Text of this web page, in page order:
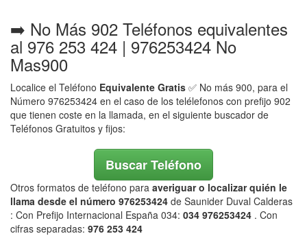
➡️ No Más 902 Teléfonos equivalentes
al 976 253 424 | 976253424 No
Mas900
Localice el Teléfono Equivalente Gratis ✅ No más 900, para el
Número 976253424 en el caso de los telélefonos con prefijo 902
que tienen coste en la llamada, en el siguiente buscador de
Teléfonos Gratuitos y fijos:
Buscar Teléfono
Otros formatos de teléfono para averiguar o localizar quién le
llama desde el número 976253424 de Saunider Duval Calderas
: Con Prefijo Internacional España 034: 034 976253424 . Con
cifras separadas: 976 253 424